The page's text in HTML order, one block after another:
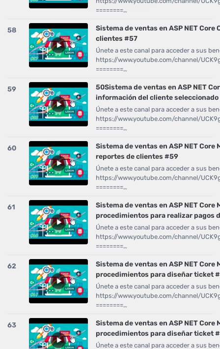
========…
58
Sistema de ventas en ASP NET
clientes #57
Únete a este canal para acceder a sus
https://www.youtube.com/channel/
========…
59
50Sistema de ventas en ASP NET
información del cliente
Únete a este canal para acceder a sus
https://www.youtube.com/channel/
========…
60
Sistema de ventas en ASP NET Core
reportes de clientes #59
Únete a este canal para acceder a sus
https://www.youtube.com/channel/
========…
61
Sistema de ventas en ASP NET Core
procedimientos para realizar pagos
Únete a este canal para acceder a sus
https://www.youtube.com/channel/
========…
62
Sistema de ventas en ASP NET Core
procedimientos para diseñar ticket
Únete a este canal para acceder a sus
https://www.youtube.com/channel/
========…
63
Sistema de ventas en ASP NET Core
procedimientos para diseñar ticket
Únete a este canal para acceder a sus